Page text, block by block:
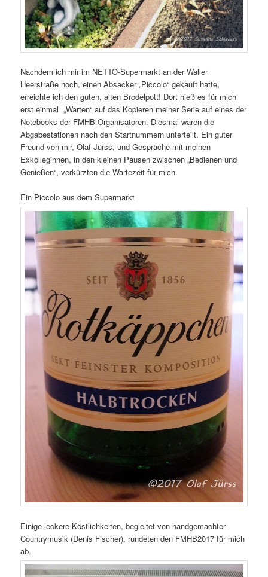
Nachdem ich mir im NETTO-Supermarkt an der Waller
Heerstraße noch, einen Absacker „Piccolo“ gekauft hatte,
erreichte ich den guten, alten Brodelpott! Dort hieß es für mich
erst einmal „Warten“ auf das Kopieren meiner Serie auf eines der
Notebooks der FMHB-Organisatoren. Diesmal waren die
Abgabestationen nach den Startnummern unterteilt. Ein guter
Freund von mir, Olaf Jürss, und Gespräche mit meinen
Exkolleginnen, in den kleinen Pausen zwischen „Bedienen und
Genießen“, verkürzten die Wartezeit für mich.
Ein Piccolo aus dem Supermarkt
Einige leckere Köstlichkeiten, begleitet von handgemachter
Countrymusik (Denis Fischer), rundeten den FMHB2017 für mich
ab.